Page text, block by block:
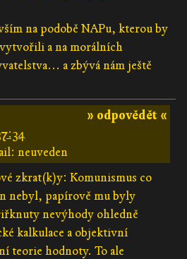
na podobě NAPu, kterou by
a na morálních
a zbývá nám ještě
» odpovědět «
neuveden
zkrat(k)y: Komunismus co
nebyl, papírově mu byly
nevýhody ohledně
kalkulace a objektivní
teorie hodnoty. To ale